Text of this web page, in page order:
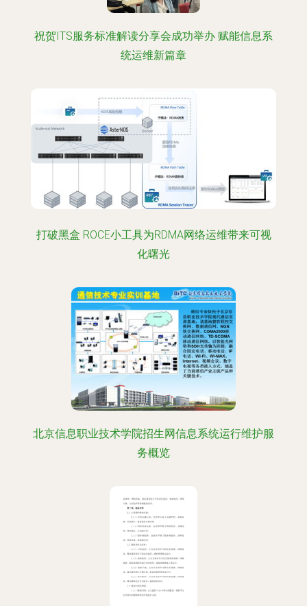
祝贺ITS服务标准解读分享会成功举办 赋能信息系
统运维新篇章
打破黑盒 ROCE小工具为RDMA网络运维带来可视
化曙光
北京信息职业技术学院招生网信息系统运行维护服
务概览